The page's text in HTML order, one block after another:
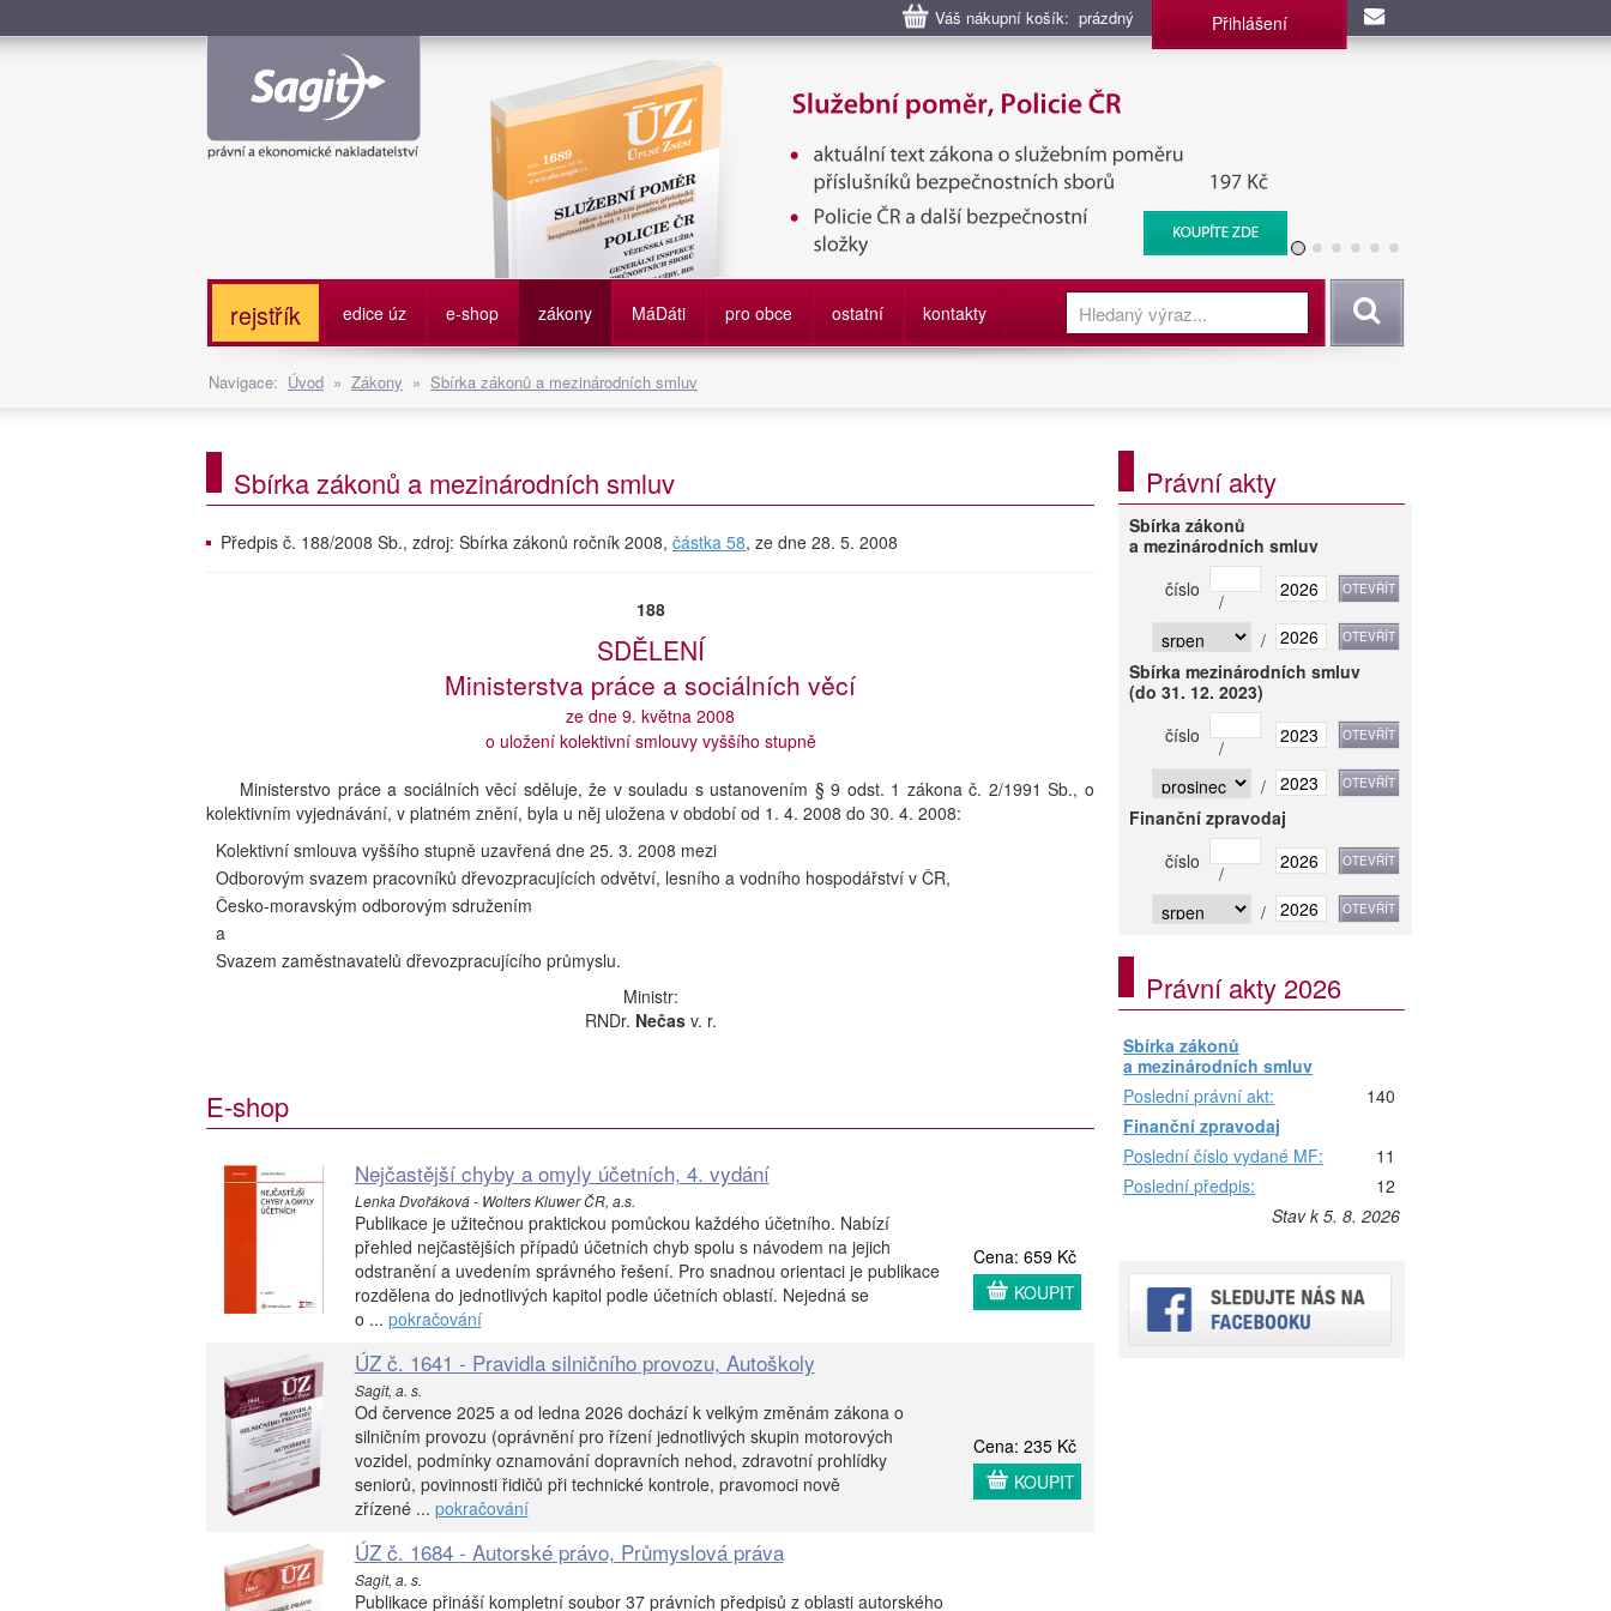
Váš nákupní košík: prázdný Přihlášení
Služební poměr příslušníků bezpečnostních sborů, Policie ČR, Vězeňská služba, BIS, Zpravodajské
služby
rejstřík edice úz e-shop zákony MáDáti pro obce ostatní kontakty Vyhledat
Navigace: Úvod » Zákony » Sbírka zákonů a mezinárodních smluv
Sbírka zákonů a mezinárodních smluv
Předpis č. 188/2008 Sb., zdroj: Sbírka zákonů ročník 2008, částka 58, ze dne 28. 5. 2008
188
SDĚLENÍ
Ministerstva práce a sociálních věcí
ze dne 9. května 2008
o uložení kolektivní smlouvy vyššího stupně
Ministerstvo práce a sociálních věcí sděluje, že v souladu s ustanovením § 9 odst. 1 zákona č. 2/1991 Sb., o
kolektivním vyjednávání, v platném znění, byla u něj uložena v období od 1. 4. 2008 do 30. 4. 2008:
Kolektivní smlouva vyššího stupně uzavřená dne 25. 3. 2008 mezi
Odborovým svazem pracovníků dřevozpracujících odvětví, lesního a vodního hospodářství v ČR,
Česko-moravským odborovým sdružením
a
Svazem zaměstnavatelů dřevozpracujícího průmyslu.
Ministr:
RNDr. Nečasv. r.
E-shop
Nejčastější chyby a omyly účetních, 4. vydání
Lenka Dvořáková - Wolters Kluwer ČR, a.s.
Publikace je užitečnou praktickou pomůckou každého účetního. Nabízí
přehled nejčastějších případů účetních chyb spolu s návodem na jejich
odstranění a uvedením správného řešení. Pro snadnou orientaci je publikace
rozdělena do jednotlivých kapitol podle účetních oblastí. Nejedná se
o ... pokračování
Cena: 659 Kč
KOUPIT
ÚZ č. 1641 - Pravidla silničního provozu, Autoškoly
Sagit, a. s.
Od července 2025 a od ledna 2026 dochází k velkým změnám zákona o
silničním provozu (oprávnění pro řízení jednotlivých skupin motorových
vozidel, podmínky oznamování dopravních nehod, zdravotní prohlídky
seniorů, povinnosti řidičů při technické kontrole, pravomoci nově
zřízené ... pokračování
Cena: 235 Kč
KOUPIT
ÚZ č. 1684 - Autorské právo, Průmyslová práva
Sagit, a. s.
Publikace přináší kompletní soubor 37 právních předpisů z oblasti autorského
Právní akty
Sbírka zákonů
a mezinárodních smluv
číslo
/
/
Sbírka mezinárodních smluv
(do 31. 12. 2023)
číslo
/
/
Finanční zpravodaj
číslo
/
/
Právní akty 2026
Sbírka zákonů
a mezinárodních smluv
Poslední právní akt:
140
Finanční zpravodaj
Poslední číslo vydané MF:
11
Poslední předpis:
12
Stav k 5. 8. 2026